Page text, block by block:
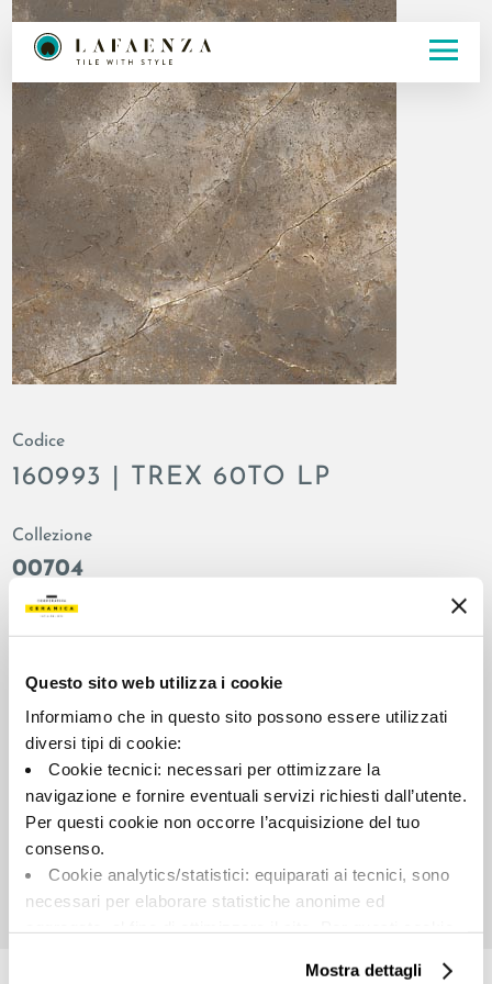
Questo sito web utilizza i cookie
Informiamo che in questo sito possono essere utilizzati
diversi tipi di cookie:
Cookie tecnici: necessari per ottimizzare la
navigazione e fornire eventuali servizi richiesti dall’utente.
Per questi cookie non occorre l’acquisizione del tuo
consenso.
Cookie analytics/statistici: equiparati ai tecnici, sono
necessari per elaborare statistiche anonime ed
Cookie di profilazione/marketing: sono utilizzati, solo
Mostra dettagli
Codice
160993 | TREX 60TO LP
Collezione
00704
Colore:
Tortora
Fondo
Formato:
60.0x60.0
lappato
lucido
Stonalizzazione:
Unità di misura:
MQ